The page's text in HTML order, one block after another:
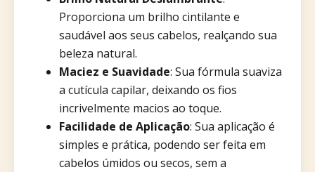
Proporciona um brilho cintilante e
saudável aos seus cabelos, realçando sua
beleza natural.
Maciez e Suavidade: Sua fórmula suaviza
a cutícula capilar, deixando os fios
incrivelmente macios ao toque.
Facilidade de Aplicação: Sua aplicação é
simples e prática, podendo ser feita em
cabelos úmidos ou secos, sem a